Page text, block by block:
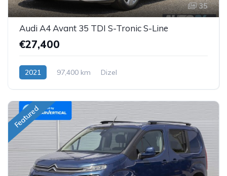
35
Audi A4 Avant 35 TDI S-Tronic S-Line
€27,400
2021 97,400 km Dizel
Featured